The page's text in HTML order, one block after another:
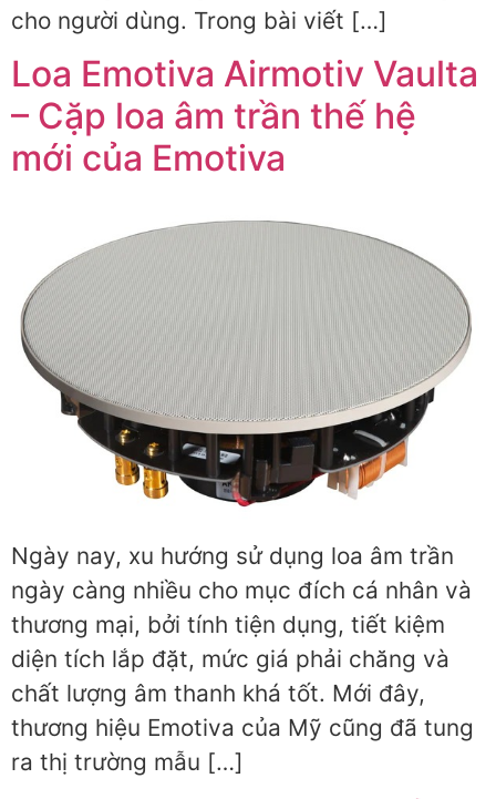
cho người dùng. Trong bài viết […]
Loa Emotiva Airmotiv Vaulta
– Cặp loa âm trần thế hệ
mới của Emotiva
Ngày nay, xu hướng sử dụng loa âm trần
ngày càng nhiều cho mục đích cá nhân và
thương mại, bởi tính tiện dụng, tiết kiệm
diện tích lắp đặt, mức giá phải chăng và
chất lượng âm thanh khá tốt. Mới đây,
thương hiệu Emotiva của Mỹ cũng đã tung
ra thị trường mẫu […]